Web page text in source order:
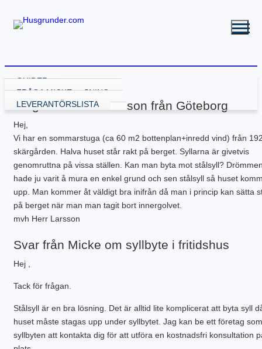
GUIDER
VÄLJA GRUNDLÖSNING
GRUND MED GJUTNING
GJUTA PLATTA – STARTA HÄR
PLATTA – ATTEFALL
PLATTA – GARAGE
PLATTA – INDUSTRI
PLATTA – KÄLLARE
PLATTA – UTERUM
PLATTA – PÅLNING
PLATTA – STALL
PLATTA – TILLBYGGNAD
KOMPENSATIONSGRUNDL.
NY KÄLLARE
BYGGA KÄLLARE
BYGGA KÄLLARE – ATTEFALL
BALK – KRYPGRUND
KRYPGRUND – STARTA HÄR
KRYPGRUND – ATTEFALL
KRYPGRUND – TILLBYGGNAD
BALK – HYBRIDGRUND
BALK – VÄXTHUS
RENOVERA HUSGRUND
DRÄNERA HUS
KÄLLARE MED FUKT
KÄLLARRENOVERING
RADONSÄKRA DIN KÄLLARE
EW GRUNDRENOVERING
KRYPGRUND – GJUT IGEN
KRYPGRUND – AVFUKTARE
MEKANISKT VENTGOLV
SYLLBYTE
BYGGA POOL
GJUTEN ISOLERAD POOL
POOLGRUND
FLER GUIDER
BETONG
BYGGA ALTAN
DRÄNERANDE MATERIAL
GRUNDRITNINGAR
GRUNDLÄGGNING PÅ BERG
MARK & TRÄDGÅRD
MARKUNDERSÖKNING
PLINTGRUND
VATTENBUREN GOLVVÄRME
DOWNLOADS
FRÅGA MICKE
LEVERANTÖRSLISTA
Fråga från Herr Larsson från Göteborg
Hej,
Vi har en sommarstuga (ca 60 m2 bottenplan+inredd vind) från
skärgården. Halva huset står rakt på berget. Syllarna är givetvis
genomruttna på vissa ställen. Kan man byta mot stålsyll?
hade ju varit å mura en enkel grund och sen stålsyll så huset
upp. Man kommer åt väldigt bra inifrån då man i princip kan sätta
på berget när man man tagit bort innergolvet.
mvh Herr Larsson
Svar från Micke om syllbyte i fritidshus
Hej ,
Tack för frågan.
Stålsyll är en bra lösning. Det är alltid lite komplicerat att byta syll
huset måste stagas upp under syllbytet. Jag kan be ett företag
syllbyten att kontakta dig för att utföra en kostnadsfri konsultation